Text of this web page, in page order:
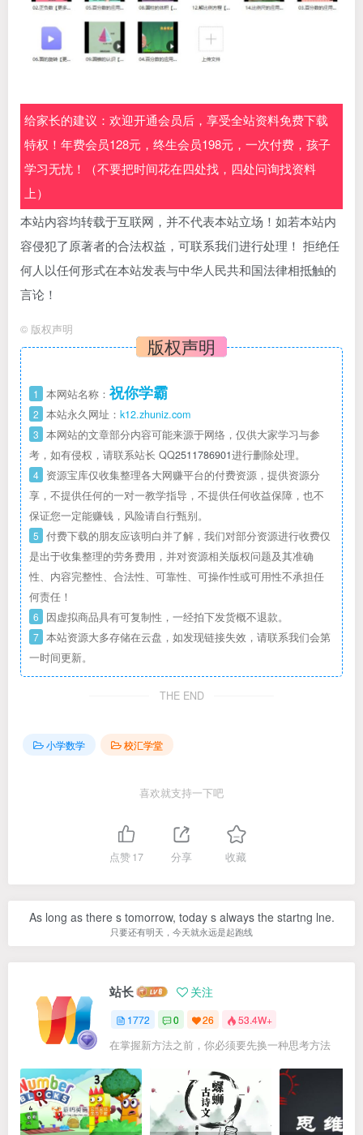
给家长的建议：欢迎开通会员后，享受全站资料免费下载
特权！年费会员128元，终生会员198元，一次付费，孩子
学习无忧！（不要把时间花在四处找，四处问询找资料
上）
本站内容均转载于互联网，并不代表本站立场！如若本站内
容侵犯了原著者的合法权益，可联系我们进行处理！ 拒绝任
何人以任何形式在本站发表与中华人民共和国法律相抵触的
言论！
© 版权声明
版权声明
1 本网站名称： 祝你学霸
2 本站永久网址： k12.zhuniz.com
3 本网站的文章部分内容可能来源于网络，仅供大家学习与参
考，如有侵权，请联系站长 QQ2511786901进行删除处理。
4 资源宝库仅收集整理各大网赚平台的付费资源，提供资源分
享，不提供任何的一对一教学指导，不提供任何收益保障，也不
保证您一定能赚钱，风险请自行甄别。
5 付费下载的朋友应该明白并了解，我们对部分资源进行收费仅
是出于收集整理的劳务费用，并对资源相关版权问题及其准确
性、内容完整性、合法性、可靠性、可操作性或可用性不承担任
何责任！
6 因虚拟商品具有可复制性，一经拍下发货概不退款。
7 本站资源大多存储在云盘，如发现链接失效，请联系我们会第
一时间更新。
THE END
小学数学 校汇学堂
喜欢就支持一下吧
点赞17 分享 收藏
As long as there s tomorrow, today s always the startng lne.
只要还有明天，今天就永远是起跑线
站长 关注
1772 0 26 53.4W+
在掌握新方法之前，你必须要先换一种思考方法